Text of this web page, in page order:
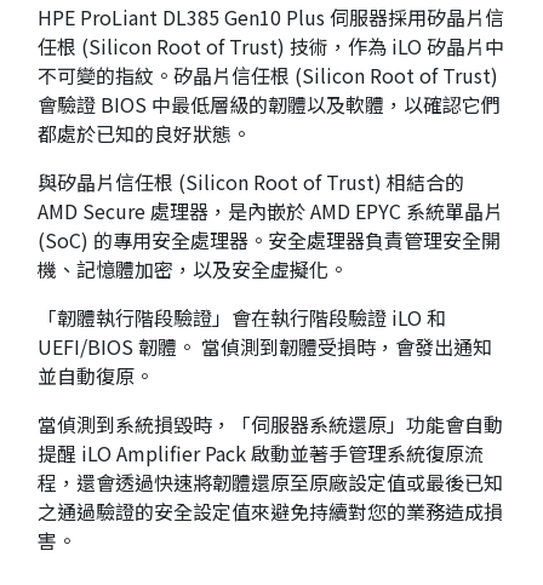
HPE ProLiant DL385 Gen10 Plus 伺服器採用矽晶片信
任根 (Silicon Root of Trust) 技術，作為 iLO 矽晶片中
不可變的指紋。矽晶片信任根 (Silicon Root of Trust)
會驗證 BIOS 中最低層級的韌體以及軟體，以確認它們
都處於已知的良好狀態。
與矽晶片信任根 (Silicon Root of Trust) 相結合的
AMD Secure 處理器，是內嵌於 AMD EPYC 系統單晶片
(SoC) 的專用安全處理器。安全處理器負責管理安全開
機、記憶體加密，以及安全虛擬化。
「韌體執行階段驗證」會在執行階段驗證 iLO 和
UEFI/BIOS 韌體。 當偵測到韌體受損時，會發出通知
並自動復原。
當偵測到系統損毀時，「伺服器系統還原」功能會自動
提醒 iLO Amplifier Pack 啟動並著手管理系統復原流
程，還會透過快速將韌體還原至原廠設定值或最後已知
之通過驗證的安全設定值來避免持續對您的業務造成損
害。